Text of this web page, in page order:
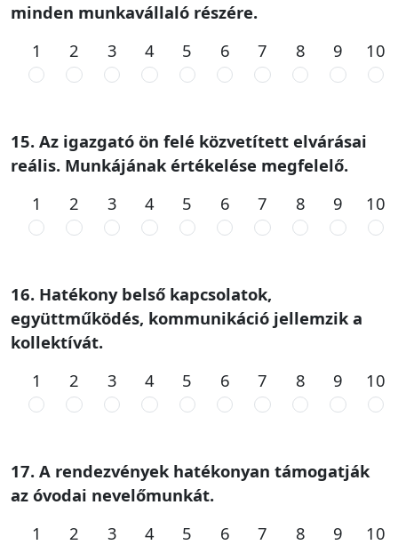
minden munkavállaló részére.
1
2 3 4 5 6 7 8 9 10
15. Az igazgató ön felé közvetített elvárásai
reális. Munkájának értékelése megfelelő.
1
2 3 4 5 6 7 8 9 10
16. Hatékony belső kapcsolatok,
együttműködés, kommunikáció jellemzik a
kollektívát.
1
2 3 4 5 6 7 8 9 10
17. A rendezvények hatékonyan támogatják
az óvodai nevelőmunkát.
1
2 3 4 5 6 7 8 9 10